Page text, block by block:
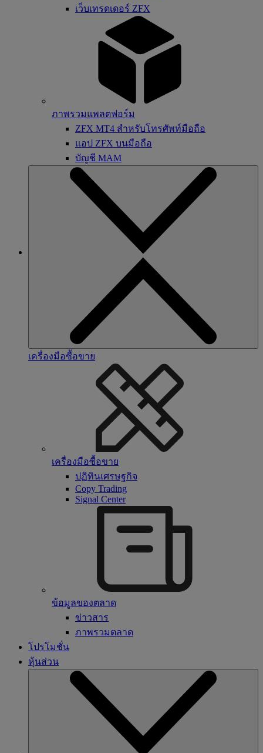
เว็บเทรดเดอร์ ZFX
ภาพรวมแพลตฟอร์ม
ZFX MT4 สำหรับโทรศัพท์มือถือ
แอป ZFX บนมือถือ
บัญชี MAM
เครื่องมือซื้อขาย
เครื่องมือซื้อขาย
ปฏิทินเศรษฐกิจ
Copy Trading
Signal Center
ข้อมูลของตลาด
ข่าวสาร
ภาพรวมตลาด
โปรโมชั่น
หุ้นส่วน